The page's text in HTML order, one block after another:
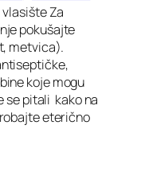
Za
pokušajte
metvica).
koje mogu
se pitali kako na
eterično